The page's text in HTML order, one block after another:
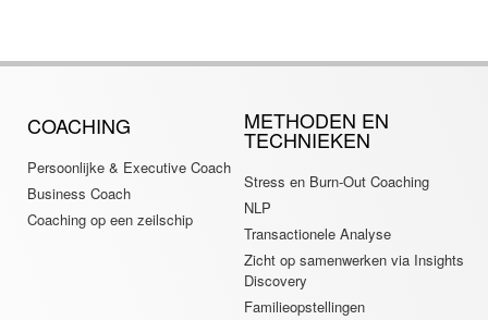
COACHING
Persoonlijke & Executive Coach
Business Coach
Coaching op een zeilschip
METHODEN EN
TECHNIEKEN
Stress en Burn-Out Coaching
NLP
Transactionele Analyse
Zicht op samenwerken via Insights
Discovery
Familieopstellingen